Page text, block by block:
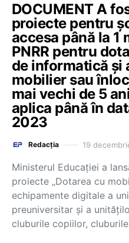
DOCUMENT A
proiecte pentru
accesa până la 1
PNRR pentru
de informatică și
mobilier sau
mai vechi de 5
aplica până în
2023
Redacția 19
Ministerul Educației a
proiecte „Dotarea cu
echipamente digitale a
preuniversitar și a
cluburile copiilor,